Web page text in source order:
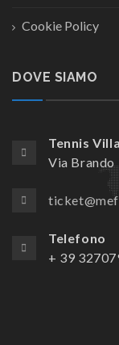
Cookie Policy
DOVE SIAMO
Tennis
Via Brando
Telefono
+ 39